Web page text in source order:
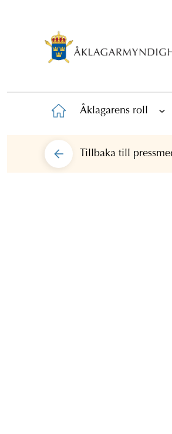
Åklagarens roll
Tillbaka till